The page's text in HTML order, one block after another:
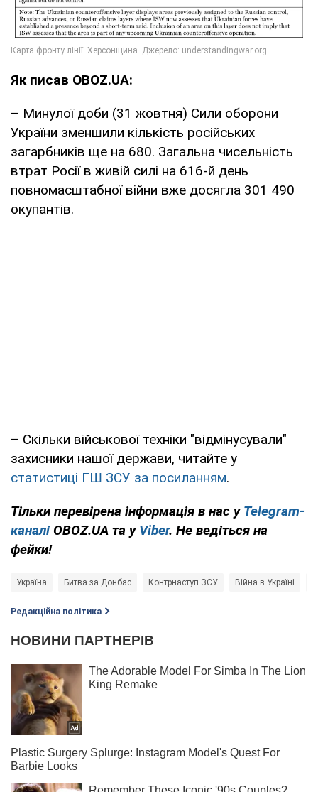
Як писав OBOZ.UA:
– Минулої доби (31 жовтня) Сили оборони
України зменшили кількість російських
загарбників ще на 680. Загальна чисельність
втрат Росії в живій силі на 616-й день
повномасштабної війни вже досягла 301 490
окупантів.
– Скільки військової техніки "відмінусували"
захисники нашої держави, читайте у
статистиці ГШ ЗСУ за посиланням.
Тільки перевірена інформація в нас у Telegram-
каналі OBOZ.UA та у Viber. Не ведіться на
фейки!
Україна Битва за Донбас Контрнаступ ЗСУ Війна в Україні
Редакційна політика